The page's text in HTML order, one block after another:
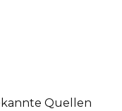
Quellen